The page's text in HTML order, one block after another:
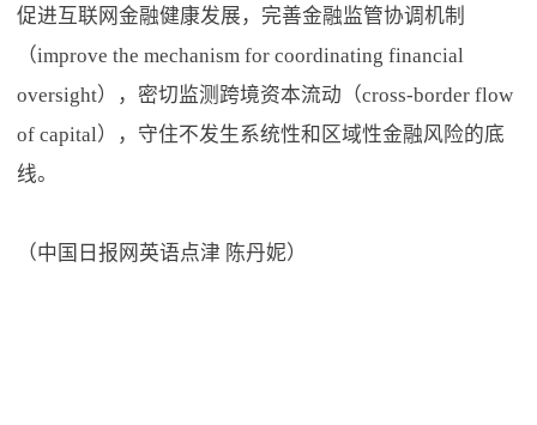
促进互联网金融健康发展，完善金融监管协调机制
（improve the mechanism for coordinating financial
oversight），密切监测跨境资本流动（cross-border flow
of capital），守住不发生系统性和区域性金融风险的底
线。
（中国日报网英语点津 陈丹妮）